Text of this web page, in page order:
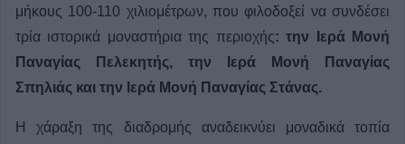
μήκους 100-110 χιλιομέτρων, που φιλοδοξεί να συνδέσει
τρία ιστορικά μοναστήρια της περιοχής: την Ιερά Μονή
Παναγίας Πελεκητής, την Ιερά Μονή Παναγίας
Σπηλιάς και την Ιερά Μονή Παναγίας Στάνας.
Η χάραξη της διαδρομής αναδεικνύει μοναδικά τοπία